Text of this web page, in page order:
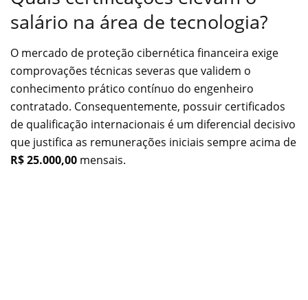
salário na área de tecnologia?
O mercado de proteção cibernética financeira exige
comprovações técnicas severas que validem o
conhecimento prático contínuo do engenheiro
contratado. Consequentemente, possuir certificados
de qualificação internacionais é um diferencial decisivo
que justifica as remunerações iniciais sempre acima de
R$ 25.000,00 mensais.